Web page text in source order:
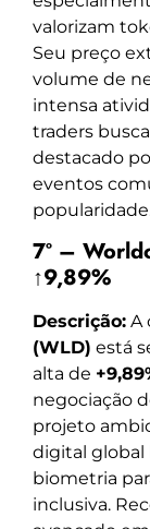
valorizam
Seu preço
volume de
intensa
traders
destacado
eventos
7º –
↑9,89%
Descrição: A
(WLD) está
alta de
negociação
projeto
digital global
biometria
inclusiva.